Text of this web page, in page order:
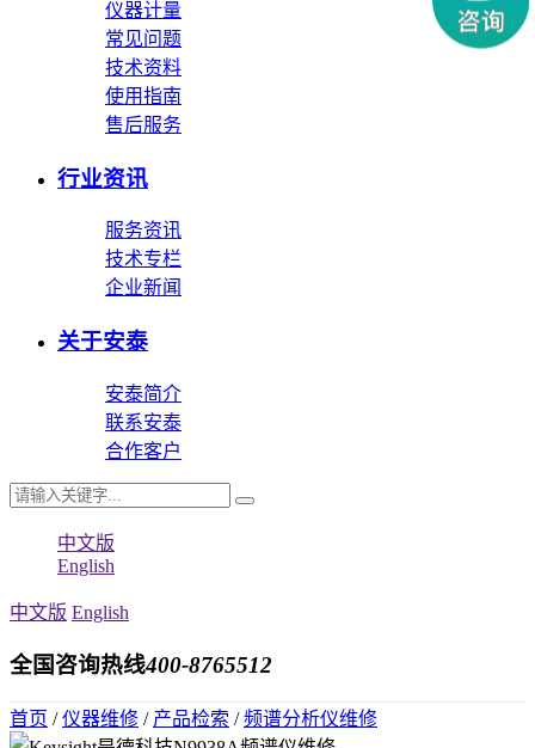
仪器计量
常见问题
技术资料
使用指南
售后服务
行业资讯
服务资讯
技术专栏
企业新闻
关于安泰
安泰简介
联系安泰
合作客户
中文版
English
中文版 English
全国咨询热线400-8765512
首页 /仪器维修 / 产品检索 /频谱分析仪维修